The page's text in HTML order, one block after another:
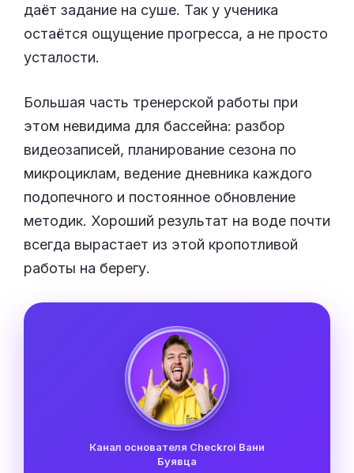
даёт задание на суше. Так у ученика
остаётся ощущение прогресса, а не просто
усталости.
Большая часть тренерской работы при
этом невидима для бассейна: разбор
видеозаписей, планирование сезона по
микроциклам, ведение дневника каждого
подопечного и постоянное обновление
методик. Хороший результат на воде почти
всегда вырастает из этой кропотливой
работы на берегу.
Канал основателя Checkroi Вани
Буявца